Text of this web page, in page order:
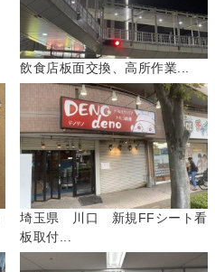
飲食店板面交換、高所作業...
埼玉県 川口 新規FFシート看
板取付...